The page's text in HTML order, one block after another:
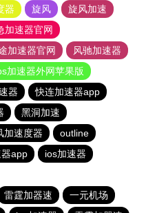
器 旋风
旋风加速
加速器官网
加速器官网
风驰加速器
加速器外网苹果版
器
快连加速器app
黑洞加速
加速度器
outline
app
ios加速器
雷霆加器速
一元机场